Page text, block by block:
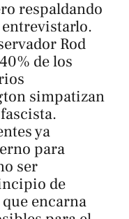
respaldando
Rod
de los
simpatizan
ya
para
ser
de
encarna